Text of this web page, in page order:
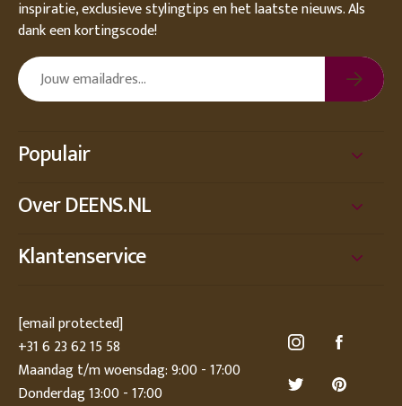
inspiratie, exclusieve stylingtips en het laatste nieuws. Als
dank een kortingscode!
Populair
Over DEENS.NL
Klantenservice
[email protected]
+31 6 23 62 15 58
Maandag t/m woensdag: 9:00 - 17:00
Donderdag 13:00 - 17:00